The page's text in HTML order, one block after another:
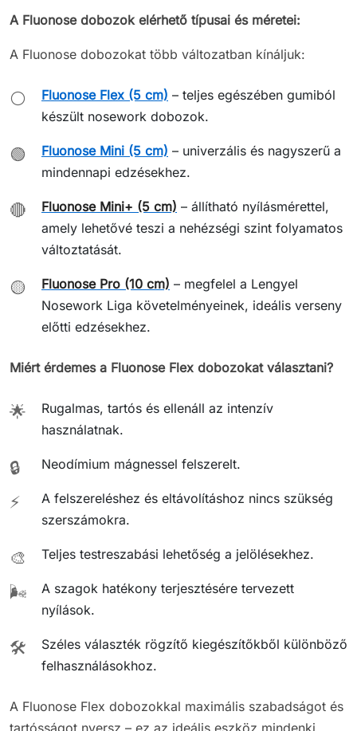
A Fluonose dobozok elérhető típusai és méretei:
A Fluonose dobozokat több változatban kínáljuk:
⚪ Fluonose Flex (5 cm) – teljes egészében gumiból
készült nosework dobozok.
🟢 Fluonose Mini (5 cm) – univerzális és nagyszerű a
mindennapi edzésekhez.
🔴 Fluonose Mini+ (5 cm) – állítható nyílásmérettel,
amely lehetővé teszi a nehézségi szint folyamatos
változtatását.
🟡 Fluonose Pro (10 cm) – megfelel a Lengyel
Nosework Liga követelményeinek, ideális verseny
előtti edzésekhez.
Miért érdemes a Fluonose Flex dobozokat választani?
🌟
Rugalmas, tartós és ellenáll az intenzív
használatnak.
🔒 Neodímium mágnessel felszerelt.
⚡
A felszereléshez és eltávolításhoz nincs szükség
szerszámokra.
🎨 Teljes testreszabási lehetőség a jelölésekhez.
🌬️
A szagok hatékony terjesztésére tervezett
nyílások.
🛠️
Széles választék rögzítő kiegészítőkből különböző
felhasználásokhoz.
A Fluonose Flex dobozokkal maximális szabadságot és
tartósságot nyersz – ez az ideális eszköz mindenki